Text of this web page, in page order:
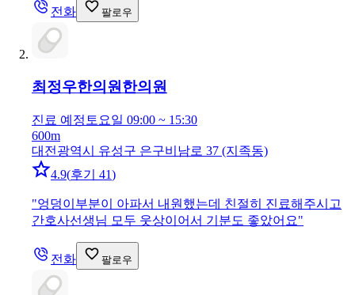
전화 팔로우
최정우한의원 한의원
진료 예정 토요일 09:00 ~ 15:30
600m
대전광역시 유성구 은구비남로 37 (지족동)
4.9(후기 41)
"엉덩이부분이 아파서 내원했는데 친절히 진료해주시고
간호사선생님 모두 웃상이어서 기분도 좋았어요"
전화 팔로우